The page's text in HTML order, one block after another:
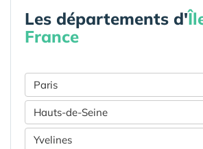
Les départements d'
France
Paris
Hauts-de-Seine
Yvelines